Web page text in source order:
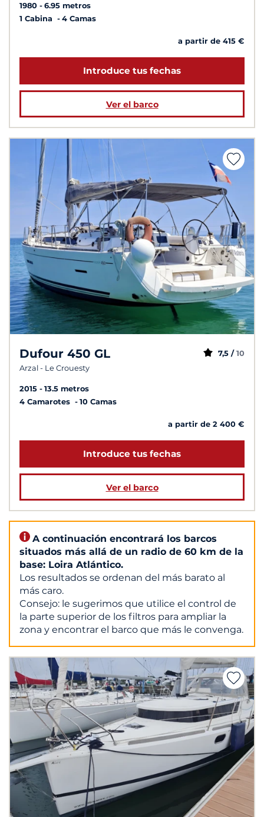
1980
6.95 metros
1 Cabina
4 Camas
a partir de 415 €
Introduce tus fechas
Ver el barco
Dufour 450 GL
Arzal - Le Crouesty
7,5 / 10
2015
13.5 metros
4 Camarotes
10 Camas
a partir de 2 400 €
Introduce tus fechas
Ver el barco
A continuación encontrará los barcos
situados más allá de un radio de 60 km de la
base: Loira Atlántico.
Los resultados se ordenan del más barato al
más caro.
Consejo: le sugerimos que utilice el control de
la parte superior de los filtros para ampliar la
zona y encontrar el barco que más le convenga.